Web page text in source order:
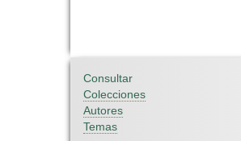
Consultar
Colecciones
Autores
Temas